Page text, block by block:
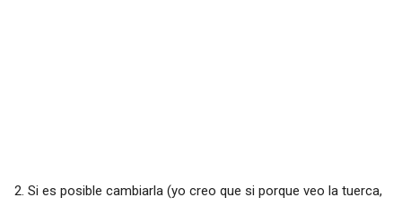
2. Si es posible cambiarla (yo creo que si porque veo la tuerca,